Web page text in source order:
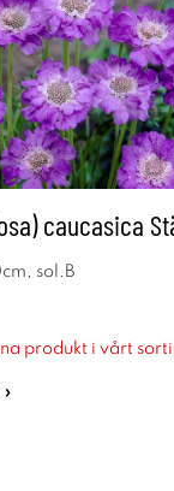
caucasica
sol.B
produkt i vårt